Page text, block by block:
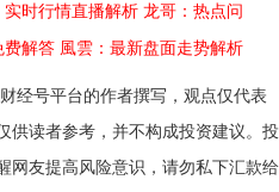
实时行情直播解析 龙哥：热点问
费解答 風雲：最新盘面走势解析
经号平台的作者撰写，观点仅代表
供读者参考，并不构成投资建议。投
网友提高风险意识，请勿私下汇款给